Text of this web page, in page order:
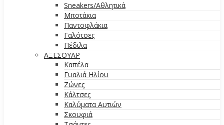
Sneakers/Αθλητικά
Μποτάκια
Παντοφλάκια
Γαλότσες
Πέδιλα
ΑΞΕΣΟΥΑΡ
Καπέλα
Γυαλιά Ηλίου
Ζώνες
Κάλτσες
Καλύματα Αυτιών
Σκουφιά